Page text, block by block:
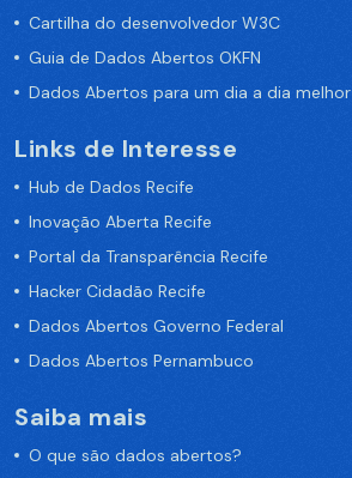
Cartilha do desenvolvedor W3C
Guia de Dados Abertos OKFN
Dados Abertos para um dia a dia melhor
Links de Interesse
Hub de Dados Recife
Inovação Aberta Recife
Portal da Transparência Recife
Hacker Cidadão Recife
Dados Abertos Governo Federal
Dados Abertos Pernambuco
Saiba mais
O que são dados abertos?